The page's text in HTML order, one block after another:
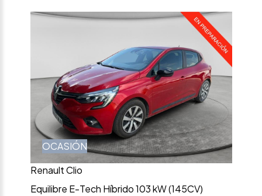
OCASIÓN
Renault Clio
Equilibre E-Tech Híbrido 103 kW (145CV)